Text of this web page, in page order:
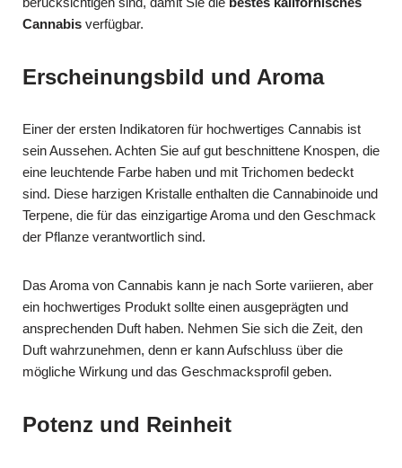
Cannabis verfügbar.
Erscheinungsbild und Aroma
Einer der ersten Indikatoren für hochwertiges Cannabis ist
sein Aussehen. Achten Sie auf gut beschnittene Knospen, die
eine leuchtende Farbe haben und mit Trichomen bedeckt
sind. Diese harzigen Kristalle enthalten die Cannabinoide und
Terpene, die für das einzigartige Aroma und den Geschmack
der Pflanze verantwortlich sind.
Das Aroma von Cannabis kann je nach Sorte variieren, aber
ein hochwertiges Produkt sollte einen ausgeprägten und
ansprechenden Duft haben. Nehmen Sie sich die Zeit, den
Duft wahrzunehmen, denn er kann Aufschluss über die
mögliche Wirkung und das Geschmacksprofil geben.
Potenz und Reinheit